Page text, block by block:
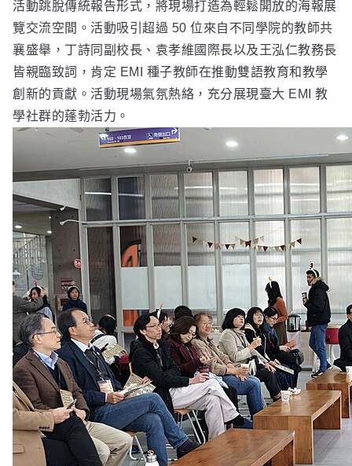
活動跳脫傳統報告形式，將現場打造為輕鬆開放的海報展
覽交流空間。活動吸引超過 50 位來自不同學院的教師共
襄盛舉，丁詩同副校長、袁孝維國際長以及王泓仁教務長
皆親臨致詞，肯定 EMI 種子教師在推動雙語教育和教學
創新的貢獻。活動現場氣氛熱絡，充分展現臺大 EMI 教
學社群的蓬勃活力。